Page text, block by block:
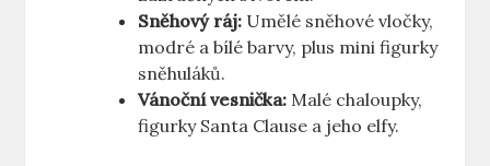
Sněhový ráj: Umělé sněhové vločky,
modré a bílé barvy, plus mini figurky
sněhuláků.
Vánoční vesnička: Malé chaloupky,
figurky Santa Clause a jeho elfy.